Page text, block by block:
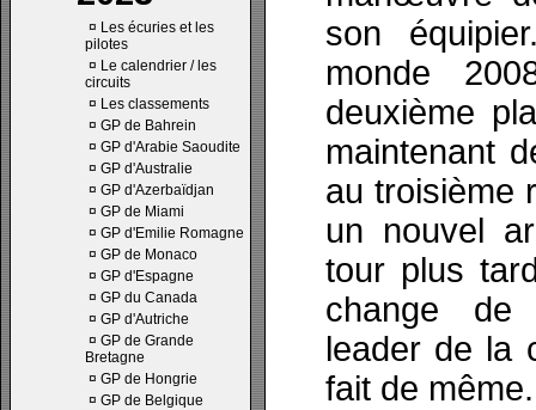
¤ Les écuries et les
pilotes
¤ Le calendrier / les
circuits
¤ Les classements
¤ GP de Bahrein
¤ GP d'Arabie Saoudite
¤ GP d'Australie
¤ GP d'Azerbaïdjan
¤ GP de Miami
¤ GP d'Emilie Romagne
¤ GP de Monaco
¤ GP d'Espagne
¤ GP du Canada
¤ GP d'Autriche
¤ GP de Grande
Bretagne
¤ GP de Hongrie
¤ GP de Belgique
son
monde
deuxième
maintenant
au troisième
un nouvel
tour plus
change de
leader de la
fait de même.